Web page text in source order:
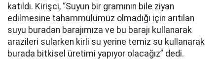
katıldı. Kirişci, “Suyun bir gramının bile ziyan
edilmesine tahammülümüz olmadığı için arıtılan
suyu buradan barajımıza ve bu barajı kullanarak
arazileri sularken kirli su yerine temiz su kullanarak
burada bitkisel üretimi yapıyor olacağız” dedi.